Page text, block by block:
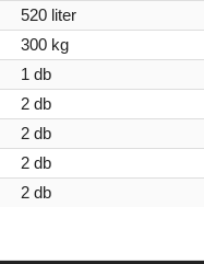
520 liter
300 kg
1 db
2 db
2 db
2 db
2 db